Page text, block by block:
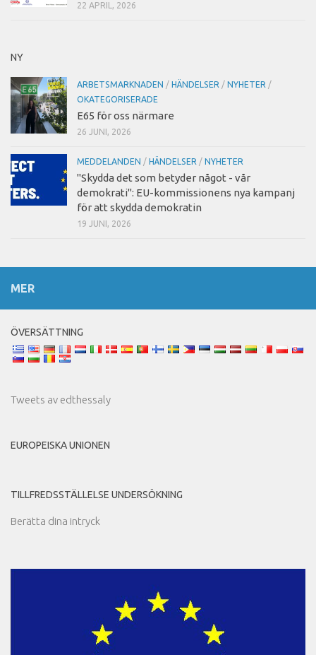
22 APRIL, 2026
NY
ARBETSMARKNADEN / HÄNDELSER / NYHETER /
OKATEGORISERADE
E65 för oss närmare
26 JUNI, 2026
MEDDELANDEN / HÄNDELSER / NYHETER
"Skydda det som betyder något - vår
demokrati": EU-kommissionens nya kampanj
för att skydda demokratin
19 JUNI, 2026
MER
ÖVERSÄTTNING
Tweets av edthessaly
EUROPEISKA UNIONEN
TILLFREDSSTÄLLELSE UNDERSÖKNING
Berätta dina intryck